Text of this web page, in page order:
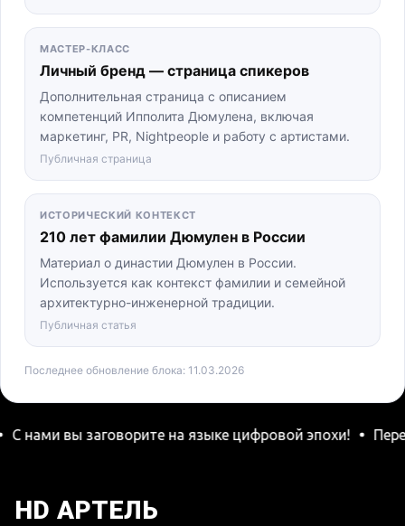
МАСТЕР-КЛАСС
Личный бренд — страница спикеров
Дополнительная страница с описанием
компетенций Ипполита Дюмулена, включая
маркетинг, PR, Nightpeople и работу с артистами.
Публичная страница
ИСТОРИЧЕСКИЙ КОНТЕКСТ
210 лет фамилии Дюмулен в России
Материал о династии Дюмулен в России.
Используется как контекст фамилии и семейной
архитектурно-инженерной традиции.
Публичная статья
Последнее обновление блока: 11.03.2026
вы заговорите на языке цифровой эпохи! Переводим
HD АРТЕЛЬ